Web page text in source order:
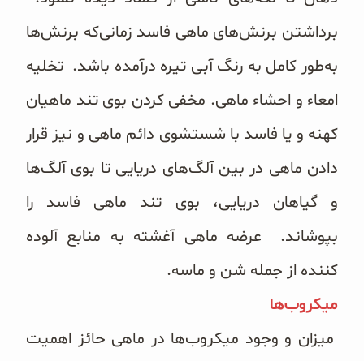
برداشتن برنش‌‌های ماهی فاسد زمانی‌که برنش‌‌ها
به‌طور کامل به رنگ آبی تیره درآمده باشد. تخلیه
امعاء و احشاء ماهی. مخفی کردن بوی تند ماهیان
کهنه و یا فاسد با شستشوی دائم ماهی و نیز قرار
دادن ماهی در بین آلگ‌های دریایی تا بوی آلگ‌ها
و گیاهان دریایی، بوی تند ماهی فاسد را
بپوشاند. عرضه ماهی آغشته به منابع آلوده
کننده از جمله شن و ماسه.
میکروب‌ها
میزان و وجود میکروب‌ها در ماهی حائز اهمیت